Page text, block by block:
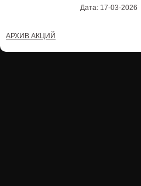
Дата: 17-03-2026
АРХИВ АКЦИЙ